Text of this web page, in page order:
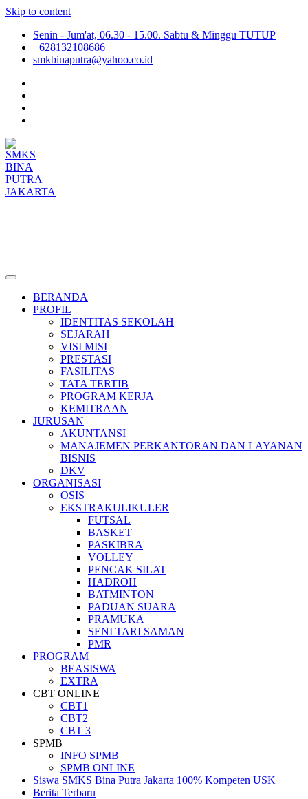
Skip to content
Senin - Jum'at, 06.30 - 15.00. Sabtu & Minggu TUTUP
+628132108686
smkbinaputra@yahoo.co.id
BERANDA
PROFIL
IDENTITAS SEKOLAH
SEJARAH
VISI MISI
PRESTASI
FASILITAS
TATA TERTIB
PROGRAM KERJA
KEMITRAAN
JURUSAN
AKUNTANSI
MANAJEMEN PERKANTORAN DAN LAYANAN
BISNIS
DKV
ORGANISASI
OSIS
EKSTRAKULIKULER
FUTSAL
BASKET
PASKIBRA
VOLLEY
PENCAK SILAT
HADROH
BATMINTON
PADUAN SUARA
PRAMUKA
SENI TARI SAMAN
PMR
PROGRAM
BEASISWA
EXTRA
CBT ONLINE
CBT1
CBT2
CBT 3
SPMB
INFO SPMB
SPMB ONLINE
Siswa SMKS Bina Putra Jakarta 100% Kompeten USK
Berita Terbaru